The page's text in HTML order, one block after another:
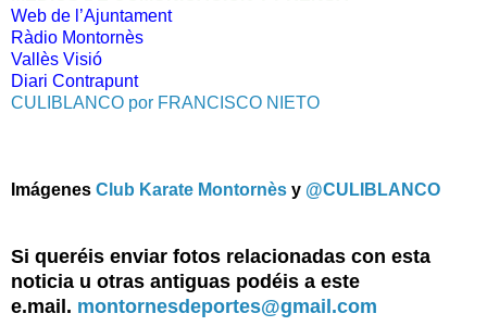
Web de l’Ajuntament
Ràdio Montornès
Vallès Visió
Diari Contrapunt
CULIBLANCO por FRANCISCO NIETO
Imágenes Club Karate Montornès y @CULIBLANCO
Si queréis enviar fotos relacionadas con esta
noticia u otras antiguas podéis a este
e.mail. montornesdeportes@gmail.com